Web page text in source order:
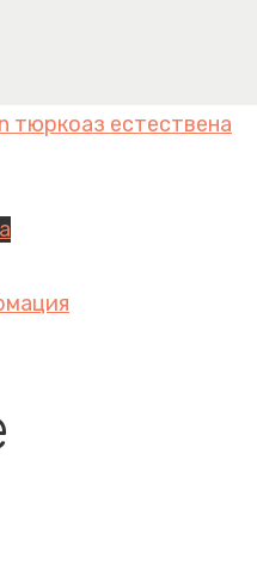
тюркоаз естествена